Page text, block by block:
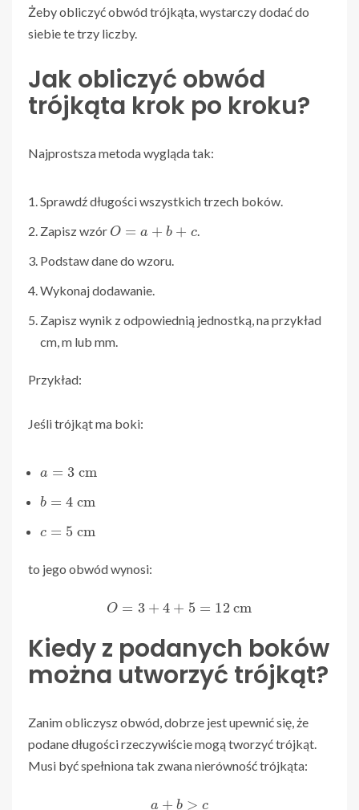
Żeby obliczyć obwód trójkąta, wystarczy dodać do
siebie te trzy liczby.
Jak obliczyć obwód
trójkąta krok po kroku?
Najprostsza metoda wygląda tak:
Sprawdź długości wszystkich trzech boków.
Zapisz wzór O c
.
Podstaw dane do wzoru.
Wykonaj dodawanie.
Zapisz wynik z odpowiednią jednostką, na przykład
cm, m lub mm.
Przykład:
Jeśli trójkąt ma boki:
cm
b
cm
cm
to jego obwód wynosi:
O =3 + 4 +5 = 12 cm
Kiedy z podanych boków
można utworzyć trójkąt?
Zanim obliczysz obwód, dobrze jest upewnić się, że
podane długości rzeczywiście mogą tworzyć trójkąt.
Musi być spełniona tak zwana nierówność trójkąta:
a+ b >c